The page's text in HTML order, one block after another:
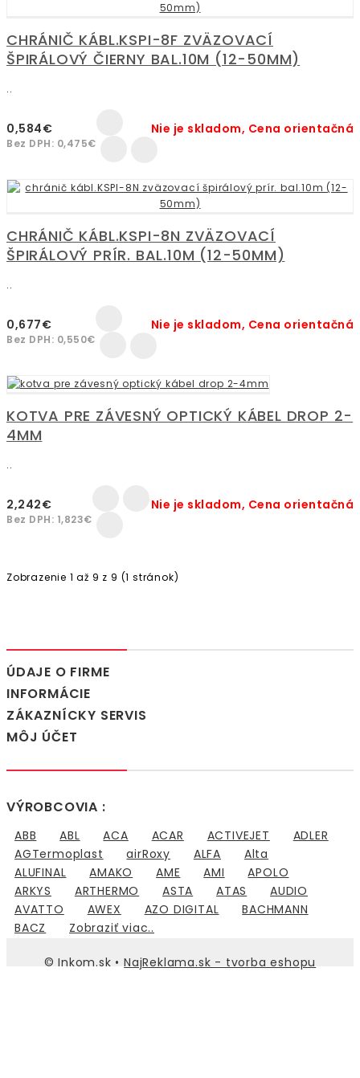
CHRÁNIČ KÁBL.KSPI-8F ZVÄZOVACÍ
ŠPIRÁLOVÝ ČIERNY BAL.10M (12-50MM)
..
0,584€
Bez DPH: 0,475€
Nie je skladom, Cena orientačná
CHRÁNIČ KÁBL.KSPI-8N ZVÄZOVACÍ
ŠPIRÁLOVÝ PRÍR. BAL.10M (12-50MM)
..
0,677€
Bez DPH: 0,550€
Nie je skladom, Cena orientačná
KOTVA PRE ZÁVESNÝ OPTICKÝ KÁBEL DROP 2-
4MM
..
2,242€
Bez DPH: 1,823€
Nie je skladom, Cena orientačná
Zobrazenie 1 až 9 z 9 (1 stránok)
ÚDAJE O FIRME
INFORMÁCIE
ZÁKAZNÍCKY SERVIS
MÔJ ÚČET
VÝROBCOVIA :
ABB ABL ACA ACAR ACTIVEJET
ADLER
AGTermoplast
airRoxy ALFA
Alta
ALUFINAL
AMAKO AME AMI
APOLO
ARKYS
ARTHERMO ASTA ATAS
AUDIO
AVATTO
AWEX AZO DIGITAL
BACHMANN
BACZ
Zobraziť viac..
© Inkom.sk •NajReklama.sk - tvorba eshopu